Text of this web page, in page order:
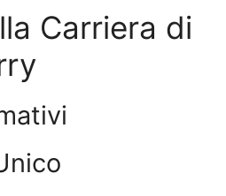
Carriera di